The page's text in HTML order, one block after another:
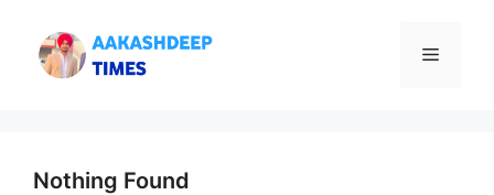
content
Menu
Nothing Found